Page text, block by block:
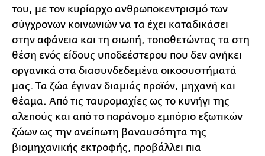
του, με τον κυρίαρχο ανθρωποκεντρισμό των
σύγχρονων κοινωνιών να τα έχει καταδικάσει
στην αφάνεια και τη σιωπή, τοποθετώντας τα στη
θέση ενός είδους υποδεέστερου που δεν ανήκει
οργανικά στα διασυνδεδεμένα οικοσυστήματά
μας. Τα ζώα έγιναν διαμιάς προϊόν, μηχανή και
θέαμα. Από τις ταυρομαχίες ως το κυνήγι της
αλεπούς και από το παράνομο εμπόριο εξωτικών
ζώων ως την ανείπωτη βαναυσότητα της
βιομηχανικής εκτροφής, προβάλλει πια